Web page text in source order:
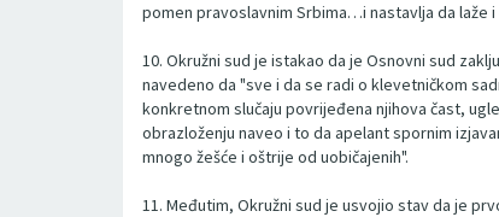
pomen pravoslavnim Srbima…i nastavlja da laže
10. Okružni sud je istakao da je Osnovni sud
navedeno da "sve i da se radi o klevetničkom
konkretnom slučaju povrijeđena njihova čast,
obrazloženju naveo i to da apelant spornim
mnogo žešće i oštrije od uobičajenih".
11. Međutim, Okružni sud je usvojio stav da je